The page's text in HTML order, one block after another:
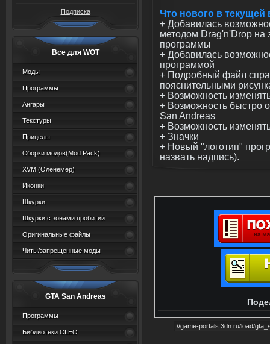
Подписка
Все для WOT
Моды
Программы
Ангары
Текстуры
Прицелы
Сборки модов(Mod Pack)
XVM (Oленемер)
Иконки
Шкурки
Шкурки с зонами пробитий
Оригинальные файлы
Читы/запрещенные моды
GTA San Andreas
Программы
Библиотеки CLEO
Что нового в текущей
+ Добавилась
методом Drag'n'Drop на
программы
+ Добавилась
программой
+ Подробный файл
пояснительными
+ Возможность
+ Возможность быстро
San Andreas
+ Возможность
+ Значки
+ Новый "логотип"
назвать надпись).